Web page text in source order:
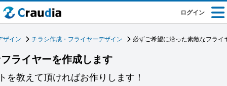
ログイン
ザイン チラシ作成・フライヤーデザイン 必ずご希望に沿った素敵なフライ
ライヤーを作成します
を教えて頂ければお作りします！